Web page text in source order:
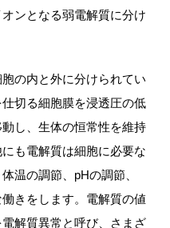
ンとなる弱電解質に分け
の内と外に分けられてい
切る細胞膜を浸透圧の低
し、生体の恒常性を維持
も電解質は細胞に必要な
温の調節、pHの調節、
きをします。電解質の値
解質異常と呼び、さまざ